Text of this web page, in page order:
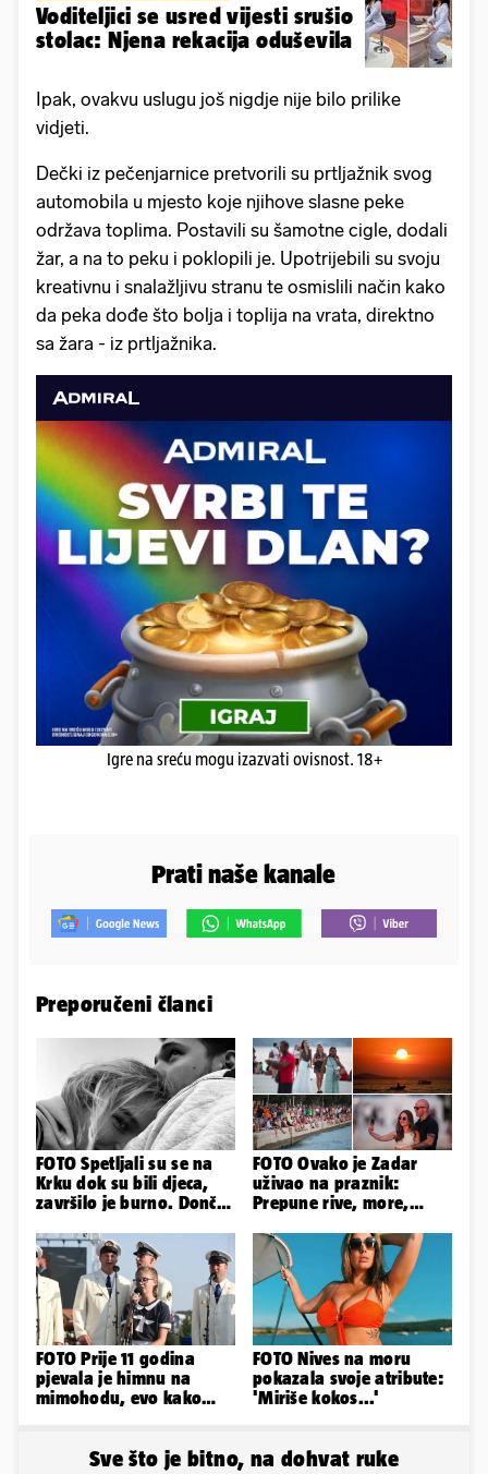
Voditeljici se usred vijesti srušio
stolac: Njena rekacija oduševila
Ipak, ovakvu uslugu još nigdje nije bilo prilike
vidjeti.
Dečki iz pečenjarnice pretvorili su prtljažnik svog
automobila u mjesto koje njihove slasne peke
održava toplima. Postavili su šamotne cigle, dodali
žar, a na to peku i poklopili je. Upotrijebili su svoju
kreativnu i snalažljivu stranu te osmislili način kako
da peka dođe što bolja i toplija na vrata, direktno
sa žara - iz prtljažnika.
Igre na sreću mogu izazvati ovisnost. 18+
Prati naše kanale
Preporučeni članci
FOTO Spetljali su se na
Krku dok su bili djeca,
završilo je burno. Dončić
FOTO Ovako je Zadar
uživao na praznik:
Prepune rive, more,
sunca
FOTO Prije 11 godina
pjevala je himnu na
mimohodu, evo kako
FOTO Nives na moru
pokazala svoje atribute:
'Miriše kokos...'
Sve što je bitno, na dohvat ruke